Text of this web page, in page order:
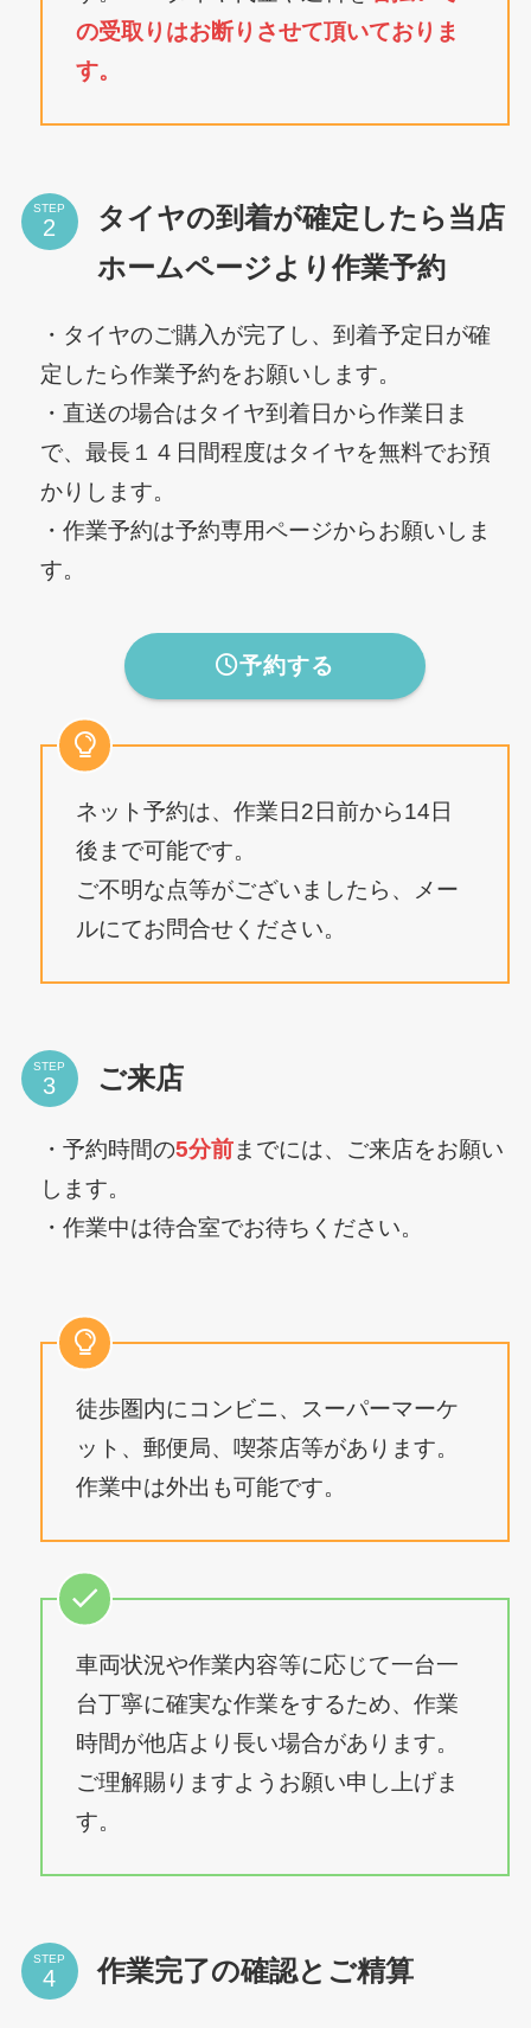
の受取りはお断りさせて頂いておりま
す。
STEP
タイヤの到着が確定したら当店
ホームページより作業予約
・タイヤのご購入が完了し、到着予定日が確
定したら作業予約をお願いします。
・直送の場合はタイヤ到着日から作業日ま
で、最長１４日間程度はタイヤを無料でお預
かりします。
・作業予約は予約専用ページからお願いしま
す。
予約する
ネット予約は、作業日2日前から14日
後まで可能です。
ご不明な点等がございましたら、メー
ルにてお問合せください。
STEP ご来店
・予約時間の5分前までには、ご来店をお願い
します。
・作業中は待合室でお待ちください。
徒歩圏内にコンビニ、スーパーマーケ
ット、郵便局、喫茶店等があります。
作業中は外出も可能です。
車両状況や作業内容等に応じて一台一
台丁寧に確実な作業をするため、作業
時間が他店より長い場合があります。
ご理解賜りますようお願い申し上げま
す。
STEP 作業完了の確認とご精算